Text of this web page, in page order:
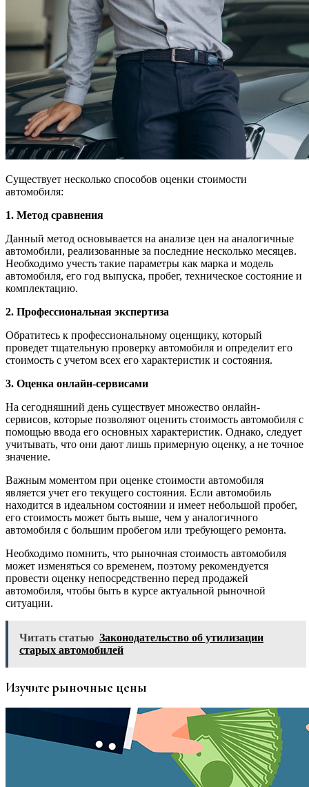
Существует несколько способов оценки стоимости
автомобиля:
1. Метод сравнения
Данный метод основывается на анализе цен на аналогичные
автомобили, реализованные за последние несколько месяцев.
Необходимо учесть такие параметры как марка и модель
автомобиля, его год выпуска, пробег, техническое состояние и
комплектацию.
2. Профессиональная экспертиза
Обратитесь к профессиональному оценщику, который
проведет тщательную проверку автомобиля и определит его
стоимость с учетом всех его характеристик и состояния.
3. Оценка онлайн-сервисами
На сегодняшний день существует множество онлайн-
сервисов, которые позволяют оценить стоимость автомобиля с
помощью ввода его основных характеристик. Однако, следует
учитывать, что они дают лишь примерную оценку, а не точное
значение.
Важным моментом при оценке стоимости автомобиля
является учет его текущего состояния. Если автомобиль
находится в идеальном состоянии и имеет небольшой пробег,
его стоимость может быть выше, чем у аналогичного
автомобиля с большим пробегом или требующего ремонта.
Необходимо помнить, что рыночная стоимость автомобиля
может изменяться со временем, поэтому рекомендуется
провести оценку непосредственно перед продажей
автомобиля, чтобы быть в курсе актуальной рыночной
ситуации.
Читать статью Законодательство об утилизации
старых автомобилей
Изучите рыночные цены